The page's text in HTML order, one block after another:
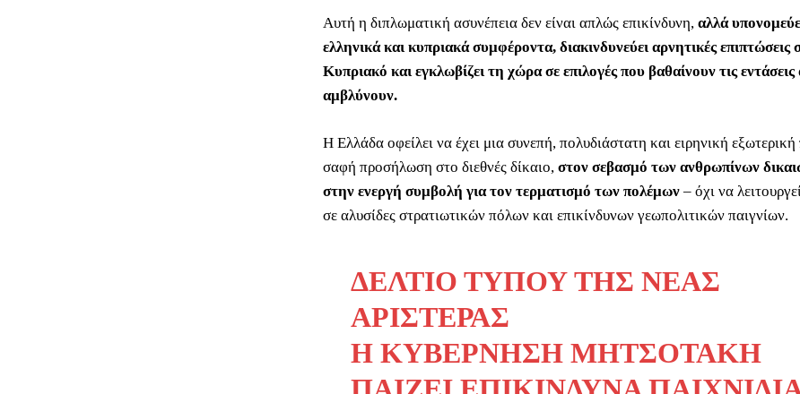
Αυτή η διπλωματική ασυνέπεια δεν είναι απλώς επικίνδυνη, αλλά
ελληνικά και κυπριακά συμφέροντα, διακινδυνεύει αρνητικές επιπτώσεις
Κυπριακό και εγκλωβίζει τη χώρα σε επιλογές που βαθαίνουν τις εντάσεις
αμβλύνουν.
Η Ελλάδα οφείλει να έχει μια συνεπή, πολυδιάστατη και ειρηνική εξωτερική
σαφή προσήλωση στο διεθνές δίκαιο, στον σεβασμό των ανθρωπίνων
στην ενεργή συμβολή για τον τερματισμό των πολέμων – όχι να
σε αλυσίδες στρατιωτικών πόλων και επικίνδυνων γεωπολιτικών παιγνίων.
ΔΕΛΤΊΟ ΤΎΠΟΥ ΤΗΣ ΝΈΑΣ
ΑΡΙΣΤΕΡΆΣ
Η ΚΥΒΈΡΝΗΣΗ ΜΗΤΣΟΤΆΚΗ